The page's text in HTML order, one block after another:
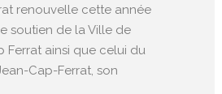
renouvelle cette année
soutien de la Ville de
Ferrat ainsi que celui du
Cap-Ferrat, son